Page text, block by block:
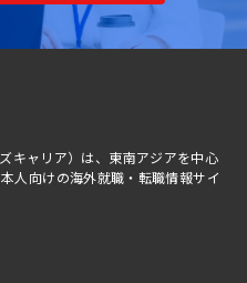
キャリア）は、東南アジアを中心
人向けの海外就職・転職情報サイ